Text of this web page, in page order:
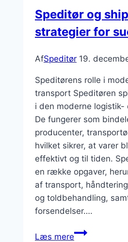
importregler
Speditør og
strategier for
AfSpeditør 19.
Speditørens rolle i
transport Speditøren
i den moderne logistik-
De fungerer som
producenter,
hvilket sikrer, at varer
effektivt og til tiden.
en række opgaver,
af transport,
og toldbehandling,
forsendelser….
Læs mereSpeditør